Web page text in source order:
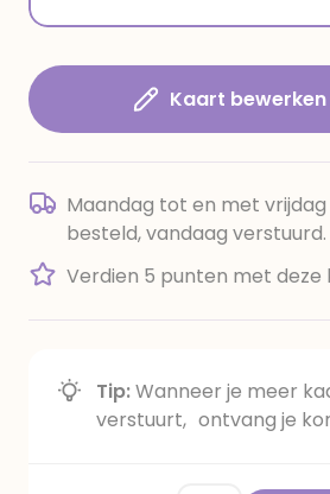
Kaart bewerken
Maandag tot en met vrijdag
besteld, vandaag verstuurd.
Verdien 5 punten met deze
Tip:Wanneer je meer
verstuurt, ontvang je